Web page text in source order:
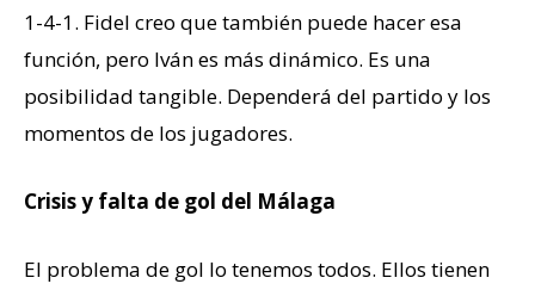
1-4-1. Fidel creo que también puede hacer esa
función, pero Iván es más dinámico. Es una
posibilidad tangible. Dependerá del partido y los
momentos de los jugadores.
Crisis y falta de gol del Málaga
El problema de gol lo tenemos todos. Ellos tienen